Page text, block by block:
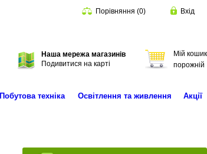
Порівняння (0) Вхід
Наша мережа магазинів
Подивитися на карті
Мій кошик
порожній
Побутова техніка Освітлення та живлення Акції